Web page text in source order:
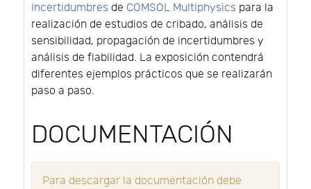
Incertidumbres de COMSOL Multiphysics para la
realización de estudios de cribado, análisis de
sensibilidad, propagación de incertidumbres y
análisis de fiabilidad. La exposición contendrá
diferentes ejemplos prácticos que se realizarán
paso a paso.
DOCUMENTACIÓN
Para descargar la documentación debe